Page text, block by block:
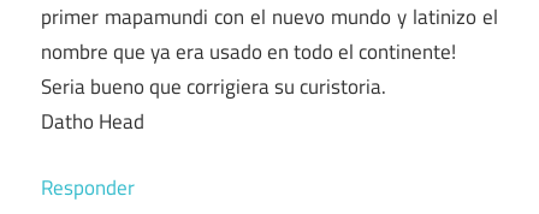
primer mapamundi con el nuevo mundo y latinizo el
nombre que ya era usado en todo el continente!
Seria bueno que corrigiera su curistoria.
Datho Head
Responder